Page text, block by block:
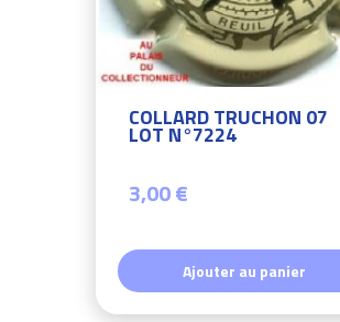
COLLARD TRUCHON 07
LOT N°7224
3,00 €
Ajouter au panier